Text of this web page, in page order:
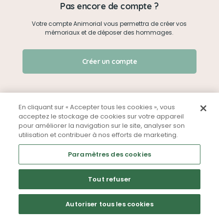
Créer un mémorial
Qui sommes-nous ?
Nous contacter
Partager sur Facebook
Je me connecte
Pas encore de compte ?
Votre compte Animorial vous permettra de créer vos
mémoriaux et de déposer des hommages.
Créer un compte
Mentions légales CGU Politique de confidentialité
En cliquant sur « Accepter tous les cookies », vous
acceptez le stockage de cookies sur votre appareil
pour améliorer la navigation sur le site, analyser son
utilisation et contribuer à nos efforts de marketing.
Paramètres des cookies
Tout refuser
Autoriser tous les cookies